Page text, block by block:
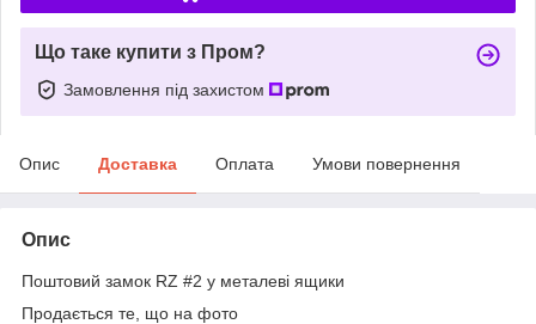
Що таке купити з Пром?
Замовлення під захистом
Опис Доставка Оплата Умови повернення
Опис
Поштовий замок RZ #2 у металеві ящики
Продається те, що на фото